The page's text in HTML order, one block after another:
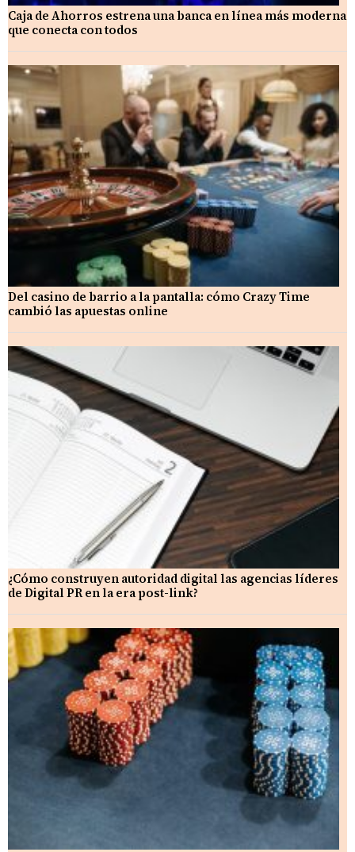
Caja de Ahorros estrena una banca en línea más moderna
que conecta con todos
Del casino de barrio a la pantalla: cómo Crazy Time
cambió las apuestas online
¿Cómo construyen autoridad digital las agencias líderes
de Digital PR en la era post-link?